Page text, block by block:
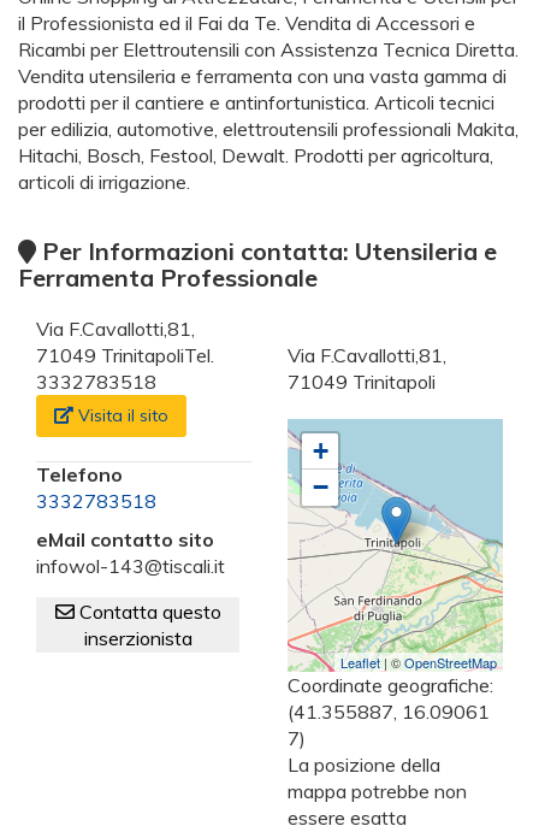
il Professionista ed il Fai da Te. Vendita di Accessori e
Ricambi per Elettroutensili con Assistenza Tecnica Diretta.
Vendita utensileria e ferramenta con una vasta gamma di
prodotti per il cantiere e antinfortunistica. Articoli tecnici
per edilizia, automotive, elettroutensili professionali Makita,
Hitachi, Bosch, Festool, Dewalt. Prodotti per agricoltura,
articoli di irrigazione.
Per Informazioni contatta: Utensileria e
Ferramenta Professionale
Via F.Cavallotti,81,
71049 TrinitapoliTel.
3332783518
Visita il sito
Telefono
3332783518
eMail contatto sito
infowol-143@tiscali.it
Contatta questo
inserzionista
Via F.Cavallotti,81,
71049 Trinitapoli
+
−
Leaflet | ©OpenStreetMap
Coordinate geografiche:
(41.355887, 16.09061
7)
La posizione della
mappa potrebbe non
essere esatta